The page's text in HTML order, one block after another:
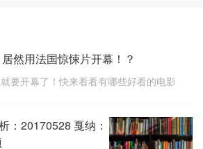
然用法国惊悚片开幕！？
要开幕了！快来看看有哪些好看的电影
：20170528 戛纳：